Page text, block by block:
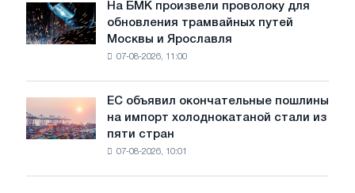
целей
обезуглероживания
июле
На
БМК
произвели
трамвайных
путей
Ярославля
На БМК произвели проволоку для
обновления трамвайных путей
Москвы и Ярославля
07-08-2026, 11:00
объявил
окончательные
ЕС объявил окончательные пошлины
на импорт холоднокатаной стали из
пяти стран
07-08-2026, 10:01